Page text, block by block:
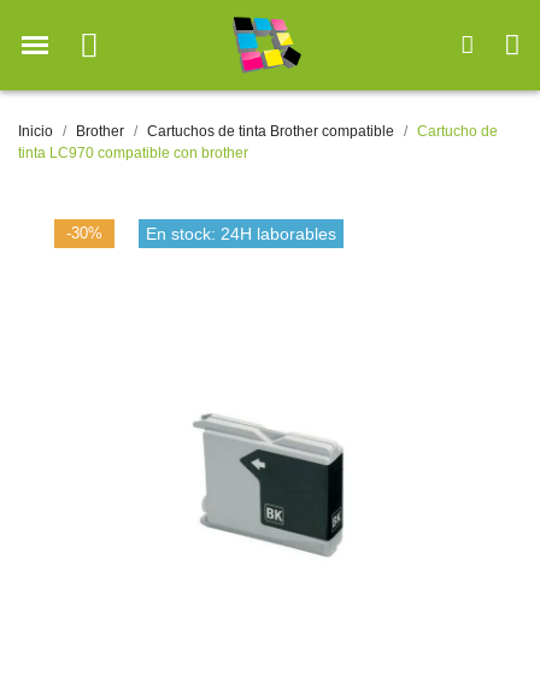
Inicio Brother Cartuchos de tinta Brother compatible
Cartucho de
tinta LC970 compatible con brother
-30% En stock: 24H laborables